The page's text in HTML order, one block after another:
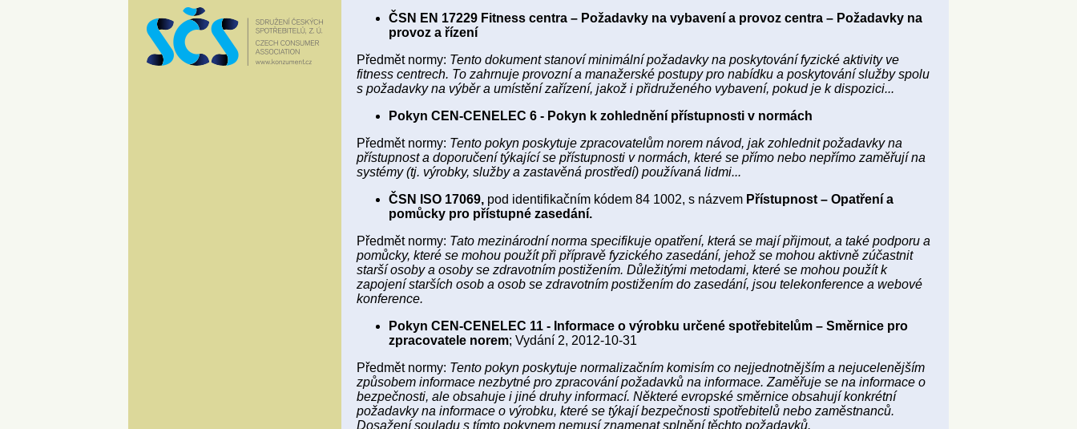
ČSN EN 17229 Fitness centra – Požadavky na vybavení a provoz centra – Požadavky na
provoz a řízení
Předmět normy: Tento dokument stanoví minimální požadavky na poskytování fyzické aktivity ve
fitness centrech. To zahrnuje provozní a manažerské postupy pro nabídku a poskytování služby spolu
s požadavky na výběr a umístění zařízení, jakož i přidruženého vybavení, pokud je k dispozici...
Pokyn CEN-CENELEC 6 - Pokyn k zohlednění přístupnosti v normách
Předmět normy: Tento pokyn poskytuje zpracovatelům norem návod, jak zohlednit požadavky na
přístupnost a doporučení týkající se přístupnosti v normách, které se přímo nebo nepřímo zaměřují na
systémy (tj. výrobky, služby a zastavěná prostředí) používaná lidmi...
ČSN ISO 17069, pod identifikačním kódem 84 1002, s názvem Přístupnost – Opatření a
pomůcky pro přístupné zasedání.
Předmět normy: Tato mezinárodní norma specifikuje opatření, která se mají přijmout, a také podporu a
pomůcky, které se mohou použít při přípravě fyzického zasedání, jehož se mohou aktivně zúčastnit
starší osoby a osoby se zdravotním postižením. Důležitými metodami, které se mohou použít k
zapojení starších osob a osob se zdravotním postižením do zasedání, jsou telekonference a webové
konference.
Pokyn CEN-CENELEC 11 - Informace o výrobku určené spotřebitelům – Směrnice pro
zpracovatele norem; Vydání 2, 2012-10-31
Předmět normy: Tento pokyn poskytuje normalizačním komisím co nejjednotnějším a nejucelenějším
způsobem informace nezbytné pro zpracování požadavků na informace. Zaměřuje se na informace o
bezpečnosti, ale obsahuje i jiné druhy informací. Některé evropské směrnice obsahují konkrétní
požadavky na informace o výrobku, které se týkají bezpečnosti spotřebitelů nebo zaměstnanců.
Dosažení souladu s tímto pokynem nemusí znamenat splnění těchto požadavků.